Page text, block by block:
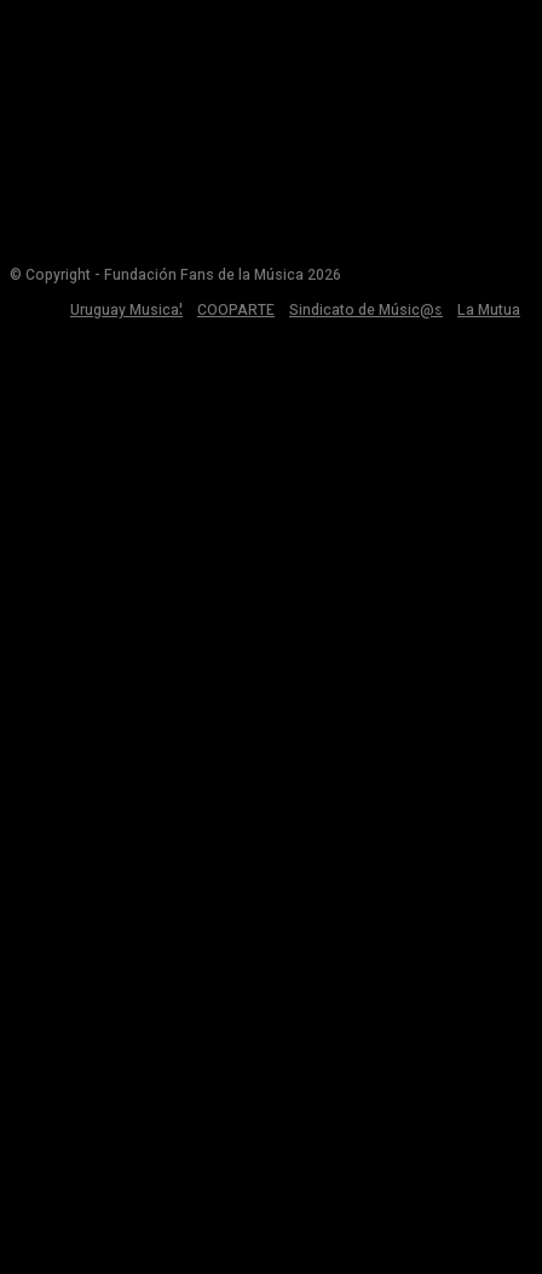
© Copyright - Fundación Fans de la Música 2026
Uruguay Musical
COOPARTE Sindicato de Músic@s La Mutua